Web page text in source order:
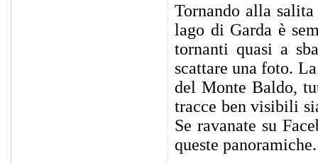
Tornando alla
lago di Garda è
tornanti quasi a
scattare una foto.
del Monte Baldo,
tracce ben visibili
Se ravanate su
queste panoramiche.